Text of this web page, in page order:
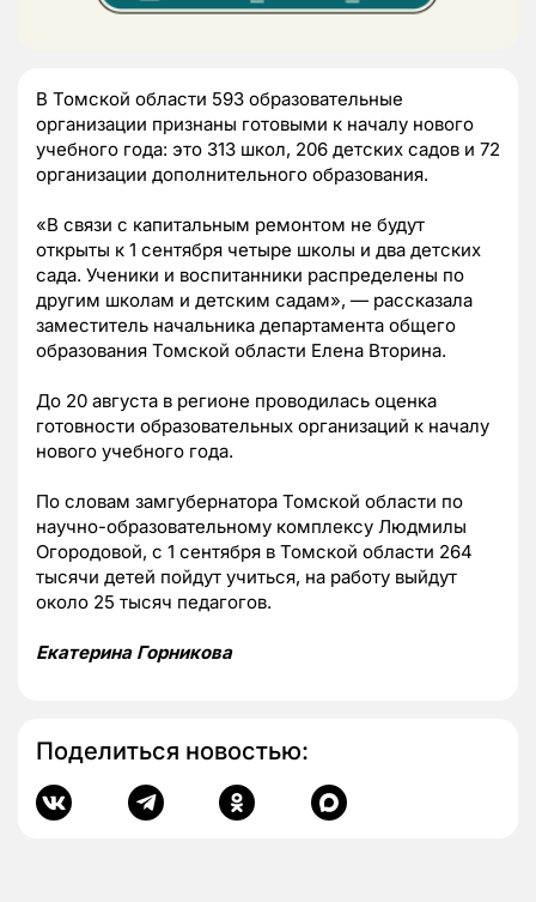
В Томской области 593 образовательные
организации признаны готовыми к началу нового
учебного года: это 313 школ, 206 детских садов и 72
организации дополнительного образования.
«В связи с капитальным ремонтом не будут
открыты к 1 сентября четыре школы и два детских
сада. Ученики и воспитанники распределены по
другим школам и детским садам», — рассказала
заместитель начальника департамента общего
образования Томской области Елена Вторина.
До 20 августа в регионе проводилась оценка
готовности образовательных организаций к началу
нового учебного года.
По словам замгубернатора Томской области по
научно-образовательному комплексу Людмилы
Огородовой, с 1 сентября в Томской области 264
тысячи детей пойдут учиться, на работу выйдут
около 25 тысяч педагогов.
Екатерина Горникова
Поделиться новостью: